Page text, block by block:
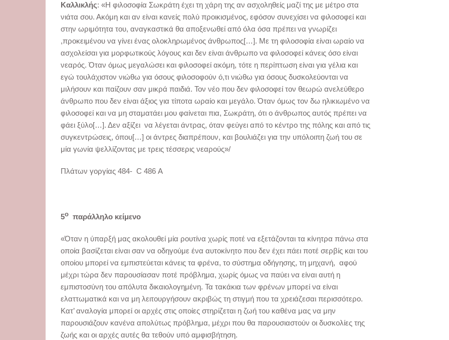
Καλλικλής: «Η φιλοσοφία Σωκράτη έχει τη χάρη της αν ασχοληθείς μαζί της με μέτρο στα
νιάτα σου. Ακόμη και αν είναι κανείς πολύ προικισμένος, εφόσον συνεχίσει να φιλοσοφεί και
στην ωριμότητα του, αναγκαστικά θα αποξενωθεί από όλα όσα πρέπει να γνωρίζει
,προκειμένου να γίνει ένας ολοκληρωμένος άνθρωπος[…]. Με τη φιλοσοφία είναι ωραίο να
ασχολείσαι για μορφωτικούς λόγους και δεν είναι άνθρωπο να φιλοσοφεί κάνεις όσο είναι
νεαρός. Όταν όμως μεγαλώσει και φιλοσοφεί ακόμη, τότε η περίπτωση είναι για γέλια και
εγώ τουλάχιστον νιώθω για όσους φιλοσοφούν ό,τι νιώθω για όσους δυσκολεύονται να
μιλήσουν και παίζουν σαν μικρά παιδιά. Τον νέο που δεν φιλοσοφεί τον θεωρώ ανελεύθερο
άνθρωπο που δεν είναι άξιος για τίποτα ωραίο και μεγάλο. Όταν όμως τον δω ηλικιωμένο να
φιλοσοφεί και να μη σταματάει μου φαίνεται πια, Σωκράτη, ότι ο άνθρωπος αυτός πρέπει να
φάει ξύλο[…]. Δεν αξίζει να λέγεται άντρας, όταν φεύγει από το κέντρο της πόλης και από τις
συγκεντρώσεις, όπου[…] οι άντρες διαπρέπουν, και βουλιάζει για την υπόλοιπη ζωή του σε
μία γωνία ψελλίζοντας με τρεις τέσσερις νεαρούς»/
Πλάτων γοργίας 484- C 486 Α
5ο παράλληλο κείμενο
«Όταν η ύπαρξή μας ακολουθεί μία ρουτίνα χωρίς ποτέ να εξετάζονται τα κίνητρα πάνω στα
οποία βασίζεται είναι σαν να οδηγούμε ένα αυτοκίνητο που δεν έχει πάει ποτέ σερβίς και του
οποίου μπορεί να εμπιστεύεται κάνεις τα φρένα, το σύστημα οδήγησης, τη μηχανή, αφού
μέχρι τώρα δεν παρουσίασαν ποτέ πρόβλημα, χωρίς όμως να παύει να είναι αυτή η
εμπιστοσύνη του απόλυτα δικαιολογημένη. Τα τακάκια των φρένων μπορεί να είναι
ελαττωματικά και να μη λειτουργήσουν ακριβώς τη στιγμή που τα χρειάζεσαι περισσότερο.
Κατ’ αναλογία μπορεί οι αρχές στις οποίες στηρίζεται η ζωή του καθένα μας να μην
παρουσιάζουν κανένα απολύτως πρόβλημα, μέχρι που θα παρουσιαστούν οι δυσκολίες της
ζωής και οι αρχές αυτές θα τεθούν υπό αμφισβήτηση.